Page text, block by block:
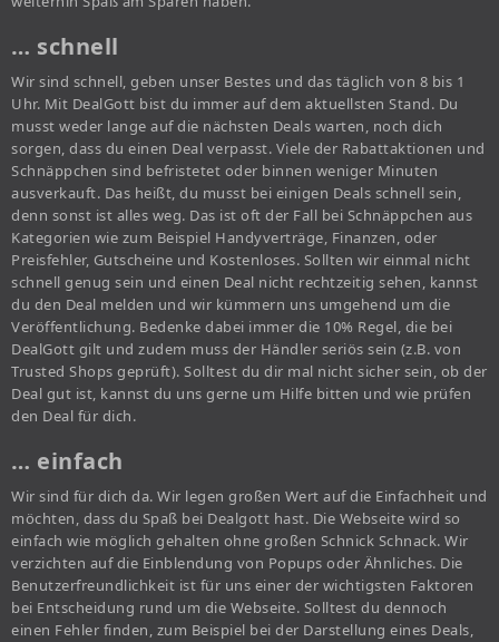
… schnell
Wir sind schnell, geben unser Bestes und das täglich von 8 bis 1
Uhr. Mit DealGott bist du immer auf dem aktuellsten Stand. Du
musst weder lange auf die nächsten Deals warten, noch dich
sorgen, dass du einen Deal verpasst. Viele der Rabattaktionen und
Schnäppchen sind befristetet oder binnen weniger Minuten
ausverkauft. Das heißt, du musst bei einigen Deals schnell sein,
denn sonst ist alles weg. Das ist oft der Fall bei Schnäppchen aus
Kategorien wie zum Beispiel Handyverträge, Finanzen, oder
Preisfehler, Gutscheine und Kostenloses. Sollten wir einmal nicht
schnell genug sein und einen Deal nicht rechtzeitig sehen, kannst
du den Deal melden und wir kümmern uns umgehend um die
Veröffentlichung. Bedenke dabei immer die 10% Regel, die bei
DealGott gilt und zudem muss der Händler seriös sein (z.B. von
Trusted Shops geprüft). Solltest du dir mal nicht sicher sein, ob der
Deal gut ist, kannst du uns gerne um Hilfe bitten und wie prüfen
den Deal für dich.
… einfach
Wir sind für dich da. Wir legen großen Wert auf die Einfachheit und
möchten, dass du Spaß bei Dealgott hast. Die Webseite wird so
einfach wie möglich gehalten ohne großen Schnick Schnack. Wir
verzichten auf die Einblendung von Popups oder Ähnliches. Die
Benutzerfreundlichkeit ist für uns einer der wichtigsten Faktoren
bei Entscheidung rund um die Webseite. Solltest du dennoch
einen Fehler finden, zum Beispiel bei der Darstellung eines Deals,